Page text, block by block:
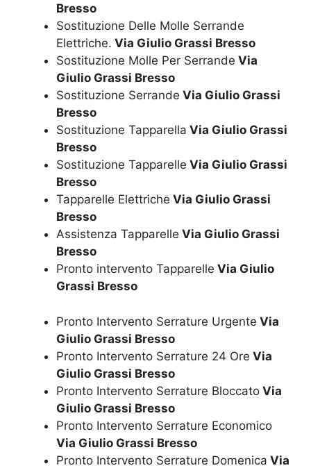
Bresso
Sostituzione Delle Molle Serrande
Elettriche. Via Giulio Grassi Bresso
Sostituzione Molle Per Serrande Via
Giulio Grassi Bresso
Sostituzione Serrande Via Giulio Grassi
Bresso
Sostituzione Tapparella Via Giulio Grassi
Bresso
Sostituzione Tapparelle Via Giulio Grassi
Bresso
Tapparelle Elettriche Via Giulio Grassi
Bresso
Assistenza Tapparelle Via Giulio Grassi
Bresso
Pronto intervento Tapparelle Via Giulio
Grassi Bresso
Pronto Intervento Serrature Urgente Via
Giulio Grassi Bresso
Pronto Intervento Serrature 24 Ore Via
Giulio Grassi Bresso
Pronto Intervento Serrature Bloccato Via
Giulio Grassi Bresso
Pronto Intervento Serrature Economico
Via Giulio Grassi Bresso
Pronto Intervento Serrature Domenica Via